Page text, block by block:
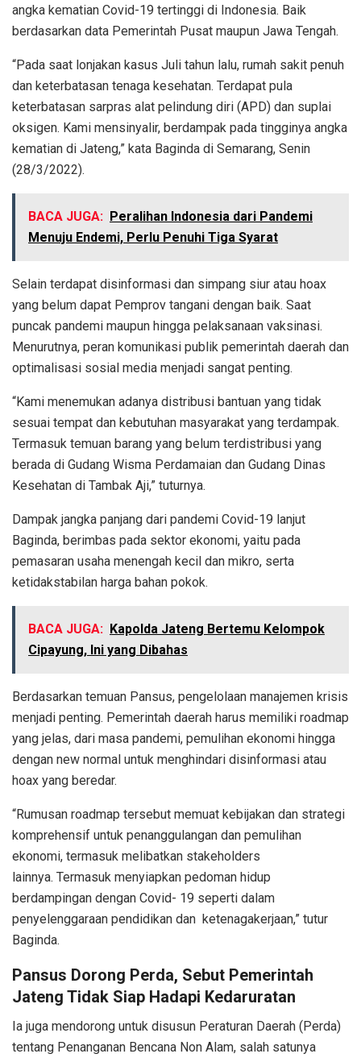
angka kematian Covid-19 tertinggi di Indonesia. Baik
berdasarkan data Pemerintah Pusat maupun Jawa Tengah.
“Pada saat lonjakan kasus Juli tahun lalu, rumah sakit penuh
dan keterbatasan tenaga kesehatan. Terdapat pula
keterbatasan sarpras alat pelindung diri (APD) dan suplai
oksigen. Kami mensinyalir, berdampak pada tingginya angka
kematian di Jateng,” kata Baginda di Semarang, Senin
(28/3/2022).
BACA JUGA: Peralihan Indonesia dari Pandemi
Menuju Endemi, Perlu Penuhi Tiga Syarat
Selain terdapat disinformasi dan simpang siur atau hoax
yang belum dapat Pemprov tangani dengan baik. Saat
puncak pandemi maupun hingga pelaksanaan vaksinasi.
Menurutnya, peran komunikasi publik pemerintah daerah dan
optimalisasi sosial media menjadi sangat penting.
“Kami menemukan adanya distribusi bantuan yang tidak
sesuai tempat dan kebutuhan masyarakat yang terdampak.
Termasuk temuan barang yang belum terdistribusi yang
berada di Gudang Wisma Perdamaian dan Gudang Dinas
Kesehatan di Tambak Aji,” tuturnya.
Dampak jangka panjang dari pandemi Covid-19 lanjut
Baginda, berimbas pada sektor ekonomi, yaitu pada
pemasaran usaha menengah kecil dan mikro, serta
ketidakstabilan harga bahan pokok.
BACA JUGA: Kapolda Jateng Bertemu Kelompok
Cipayung, Ini yang Dibahas
Berdasarkan temuan Pansus, pengelolaan manajemen krisis
menjadi penting. Pemerintah daerah harus memiliki roadmap
yang jelas, dari masa pandemi, pemulihan ekonomi hingga
dengan new normal untuk menghindari disinformasi atau
hoax yang beredar.
“Rumusan roadmap tersebut memuat kebijakan dan strategi
komprehensif untuk penanggulangan dan pemulihan
ekonomi, termasuk melibatkan stakeholders
lainnya. Termasuk menyiapkan pedoman hidup
berdampingan dengan Covid- 19 seperti dalam
penyelenggaraan pendidikan dan ketenagakerjaan,” tutur
Baginda.
Pansus Dorong Perda, Sebut Pemerintah
Jateng Tidak Siap Hadapi Kedaruratan
Ia juga mendorong untuk disusun Peraturan Daerah (Perda)
tentang Penanganan Bencana Non Alam, salah satunya